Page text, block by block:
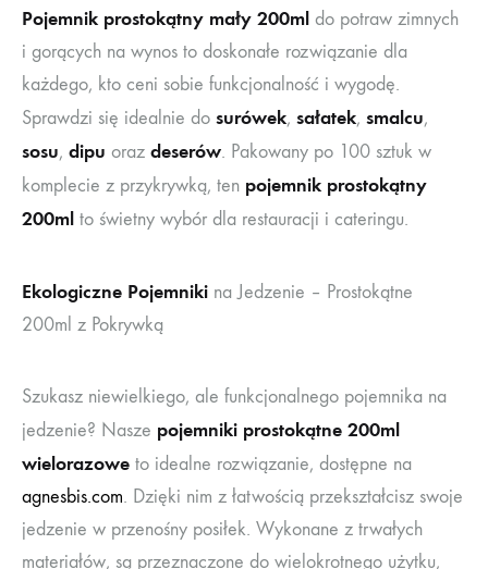
Pojemnik prostokątny mały 200ml do potraw zimnych
i gorących na wynos to doskonałe rozwiązanie dla
każdego, kto ceni sobie funkcjonalność i wygodę.
Sprawdzi się idealnie do surówek, sałatek, smalcu,
sosu, dipu oraz deserów. Pakowany po 100 sztuk w
komplecie z przykrywką, ten pojemnik prostokątny
200ml to świetny wybór dla restauracji i cateringu.
Ekologiczne Pojemniki na Jedzenie – Prostokątne
200ml z Pokrywką
Szukasz niewielkiego, ale funkcjonalnego pojemnika na
jedzenie? Nasze pojemniki prostokątne 200ml
wielorazowe to idealne rozwiązanie, dostępne na
agnesbis.com. Dzięki nim z łatwością przekształcisz swoje
jedzenie w przenośny posiłek. Wykonane z trwałych
materiałów, są przeznaczone do wielokrotnego użytku,